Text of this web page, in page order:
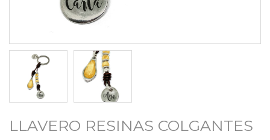
LLAVERO RESINAS COLGANTES